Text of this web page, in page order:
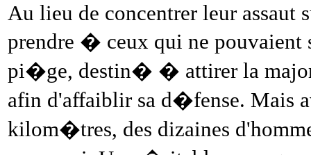
Au lieu de concentrer leur assaut
prendre � ceux qui ne
pi�ge, destin� � attirer la
afin d'affaiblir sa d�fense. Mais
kilom�tres, des dizaines